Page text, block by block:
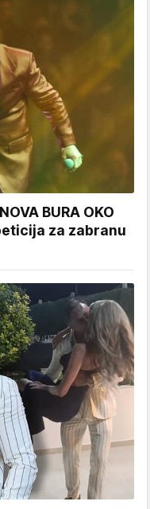
BURA OKO
za zabranu